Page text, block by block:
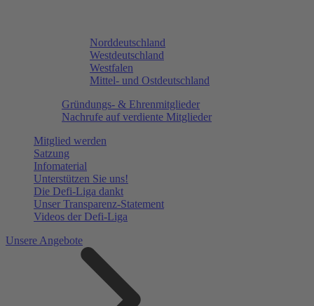
Norddeutschland
Westdeutschland
Westfalen
Mittel- und Ostdeutschland
Gründungs- & Ehrenmitglieder
Nachrufe auf verdiente Mitglieder
Mitglied werden
Satzung
Infomaterial
Unterstützen Sie uns!
Die Defi-Liga dankt
Unser Transparenz-Statement
Videos der Defi-Liga
Unsere Angebote